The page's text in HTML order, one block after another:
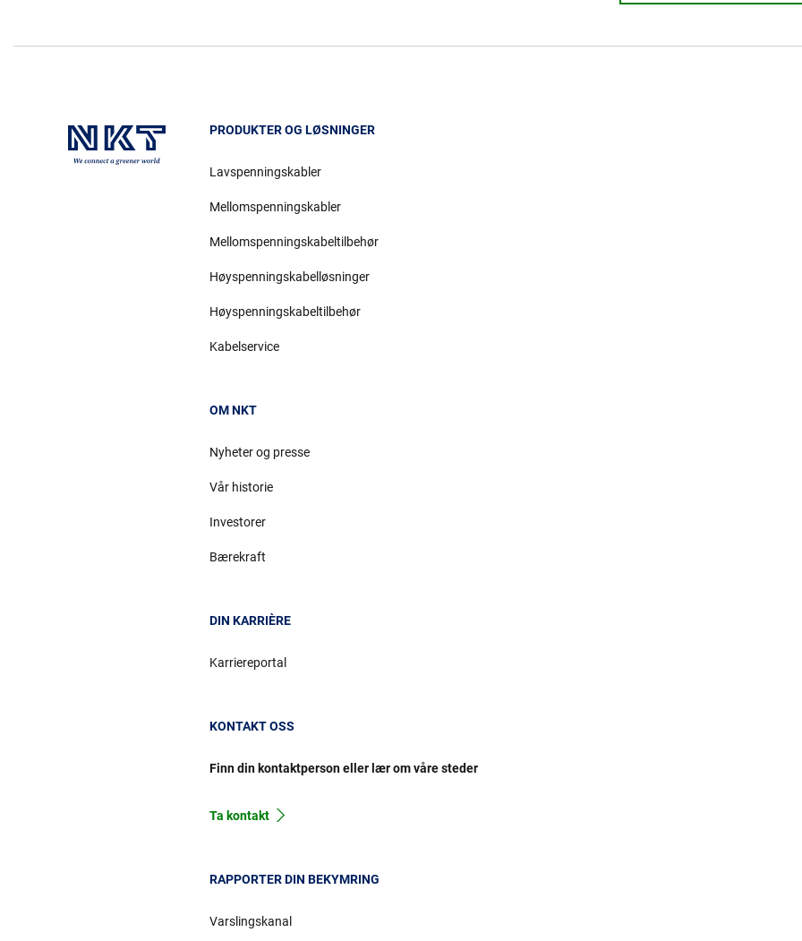
PRODUKTER OG LØSNINGER
Lavspenningskabler
Mellomspenningskabler
Mellomspenningskabeltilbehør
Høyspenningskabelløsninger
Høyspenningskabeltilbehør
Kabelservice
OM NKT
Nyheter og presse
Vår historie
Investorer
Bærekraft
DIN KARRIÈRE
Karriereportal
KONTAKT OSS
Finn din kontaktperson eller lær om våre steder
Ta kontakt
RAPPORTER DIN BEKYMRING
Varslingskanal